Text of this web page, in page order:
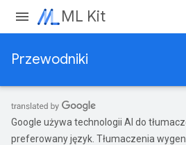
ML Kit
Przewodniki
Google używa technologii AI do
preferowany język. Tłumaczenia